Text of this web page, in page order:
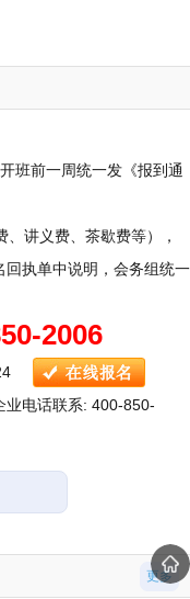
班前一周统一发《报到通
、讲义费、茶歇费等），
执单中说明，会务组统一
2006
业电话联系: 400-850-
更多